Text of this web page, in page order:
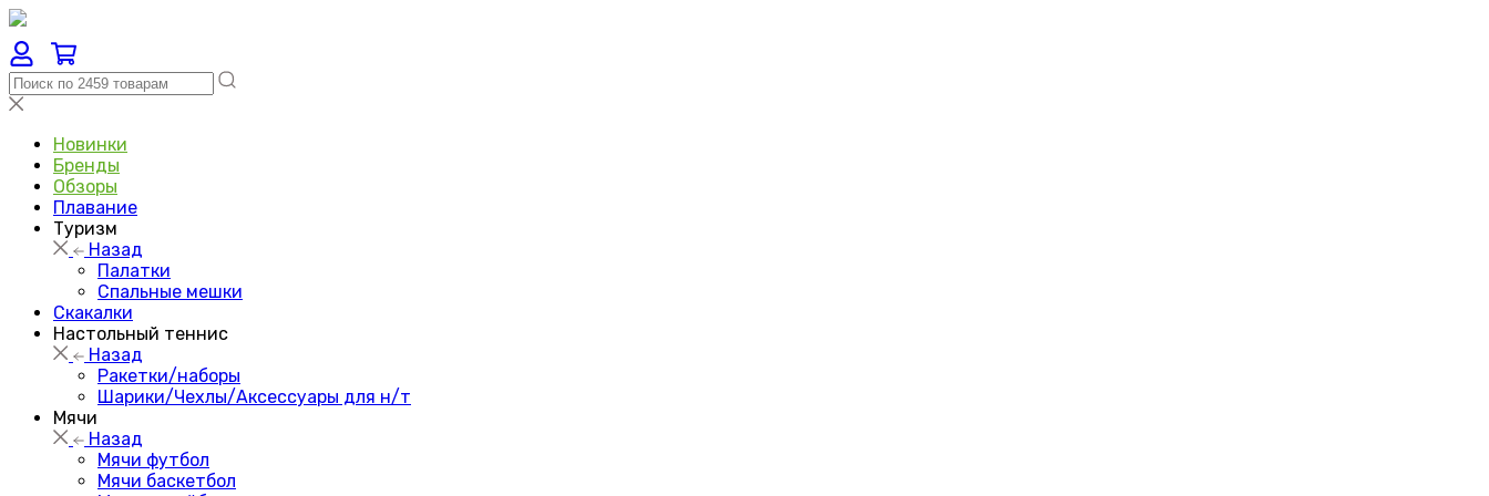
Новинки
Бренды
Обзоры
Плавание
Туризм
Назад
Палатки
Спальные мешки
Скакалки
Настольный теннис
Назад
Ракетки/наборы
Шарики/Чехлы/Аксессуары для н/т
Мячи
Назад
Мячи футбол
Мячи баскетбол